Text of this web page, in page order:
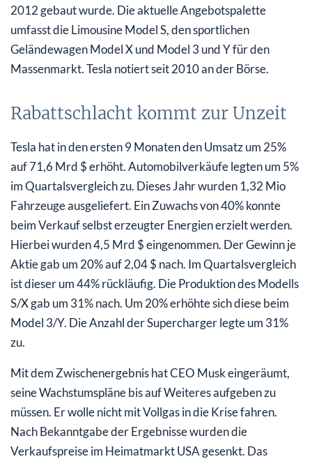
2012 gebaut wurde. Die aktuelle Angebotspalette
umfasst die Limousine Model S, den sportlichen
Geländewagen Model X und Model 3 und Y für den
Massenmarkt. Tesla notiert seit 2010 an der Börse.
Rabattschlacht kommt zur Unzeit
Tesla hat in den ersten 9 Monaten den Umsatz um 25%
auf 71,6 Mrd $ erhöht. Automobilverkäufe legten um 5%
im Quartalsvergleich zu. Dieses Jahr wurden 1,32 Mio
Fahrzeuge ausgeliefert. Ein Zuwachs von 40% konnte
beim Verkauf selbst erzeugter Energien erzielt werden.
Hierbei wurden 4,5 Mrd $ eingenommen. Der Gewinn je
Aktie gab um 20% auf 2,04 $ nach. Im Quartalsvergleich
ist dieser um 44% rückläufig. Die Produktion des Modells
S/X gab um 31% nach. Um 20% erhöhte sich diese beim
Model 3/Y. Die Anzahl der Supercharger legte um 31%
zu.
Mit dem Zwischenergebnis hat CEO Musk eingeräumt,
seine Wachstumspläne bis auf Weiteres aufgeben zu
müssen. Er wolle nicht mit Vollgas in die Krise fahren.
Nach Bekanntgabe der Ergebnisse wurden die
Verkaufspreise im Heimatmarkt USA gesenkt. Das